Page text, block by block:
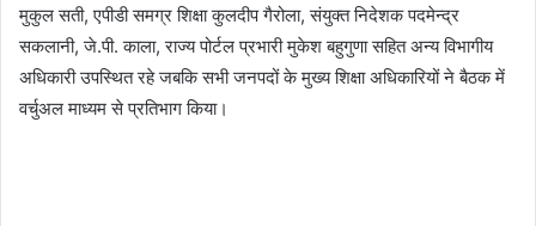
मुकुल सती, एपीडी समग्र शिक्षा कुलदीप गैरोला, संयुक्त निदेशक पदमेन्द्र
सकलानी, जे.पी. काला, राज्य पोर्टल प्रभारी मुकेश बहुगुणा सहित अन्य विभागीय
अधिकारी उपस्थित रहे जबकि सभी जनपदों के मुख्य शिक्षा अधिकारियों ने बैठक में
वर्चुअल माध्यम से प्रतिभाग किया।